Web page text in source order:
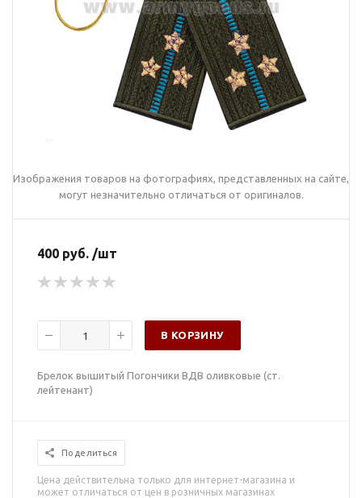
Изображения товаров на фотографиях, представленных на сайте,
могут незначительно отличаться от оригиналов.
400 руб. /шт
В КОРЗИНУ
Брелок вышитый Погончики ВДВ оливковые (ст.
лейтенант)
Поделиться
Цена действительна только для интернет-магазина и
может отличаться от цен в розничных магазинах